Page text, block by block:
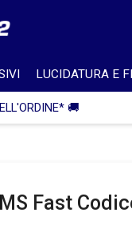
LUCIDATURA E
GRATUITA PER
Fast